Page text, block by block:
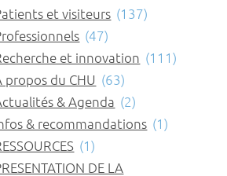
et visiteurs (137)
(47)
et innovation (111)
propos du CHU (63)
& Agenda (2)
& recommandations (1)
(1)
DE LA